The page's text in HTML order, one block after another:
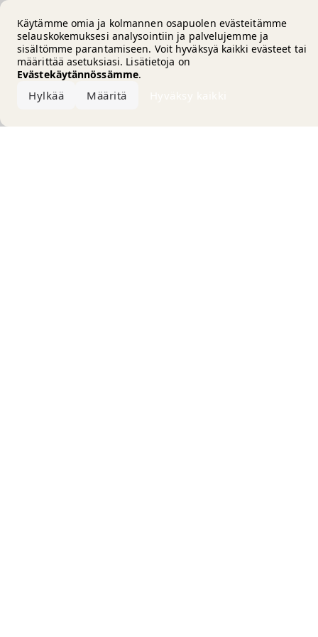
Käytämme omia ja kolmannen osapuolen evästeitämme
selauskokemuksesi analysointiin ja palvelujemme ja
sisältömme parantamiseen. Voit hyväksyä kaikki evästeet tai
määrittää asetuksiasi. Lisätietoja on
Evästekäytännössämme.
Hylkää Määritä
Error loading the brand